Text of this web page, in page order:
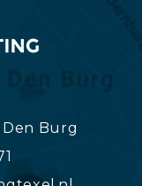
Den Burg